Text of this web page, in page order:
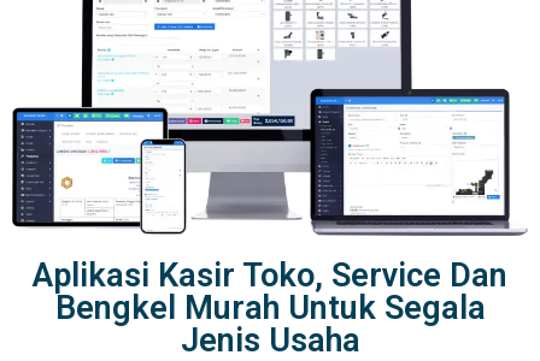
Aplikasi Kasir Toko, Service Dan
Bengkel Murah Untuk Segala
Jenis Usaha